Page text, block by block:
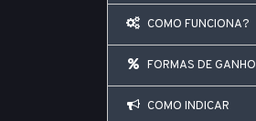
COMO FUNCIONA?
FORMAS DE GANHO
COMO INDICAR